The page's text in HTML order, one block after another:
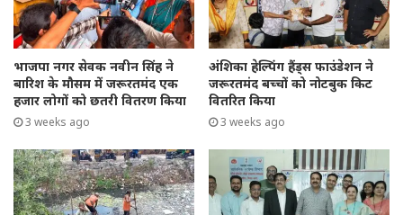
भाजपा नगर सेवक नवीन सिंह ने
बारिश के मौसम में जरूरतमंद एक
हजार लोगों को छतरी वितरण किया
3 weeks ago
अंशिका हेल्पिंग हैंड्स फाउंडेशन ने
जरूरतमंद बच्चों को नोटबुक किट
वितरित किया
3 weeks ago